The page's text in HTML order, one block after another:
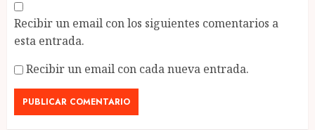
Recibir un email con los siguientes comentarios a
esta entrada.
Recibir un email con cada nueva entrada.